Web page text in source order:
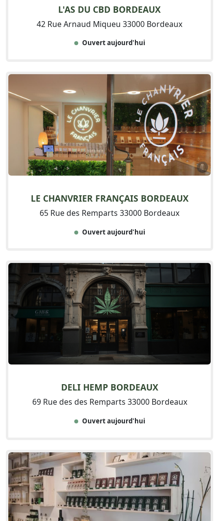
L'AS DU CBD BORDEAUX
42 Rue Arnaud Miqueu 33000 Bordeaux
Ouvert aujourd'hui
LE CHANVRIER FRANÇAIS BORDEAUX
65 Rue des Remparts 33000 Bordeaux
Ouvert aujourd'hui
DELI HEMP BORDEAUX
69 Rue des des Remparts 33000 Bordeaux
Ouvert aujourd'hui